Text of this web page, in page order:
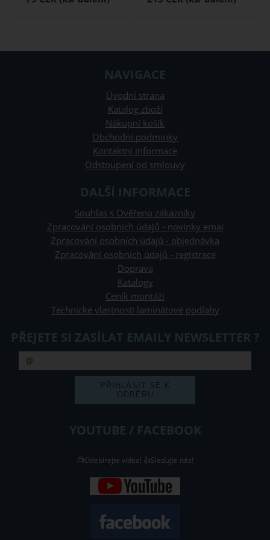
NAVIGACE
Úvodní strana
Katalog zboží
Nákupní košík
Obchodní podmínky
Kontaktní informace
Odstoupení od smlouvy
DALŠÍ INFORMACE
Souhlas s Ověřeno zákazníky
Zpracování osobních údajů - novinky emai
Zpracování osobních údajů - objednávka
Zpracování osobních údajů - registrace
Doprava
Katalogy
Ceník montáží
Technické vlastnosti laminátové podlahy
PŘEJETE SI ZASÍLAT EMAILY NEWSLETTER ?
YOUTUBE / FACEBOOK
📺Odebírejte videa! 👍Sledujte nás!